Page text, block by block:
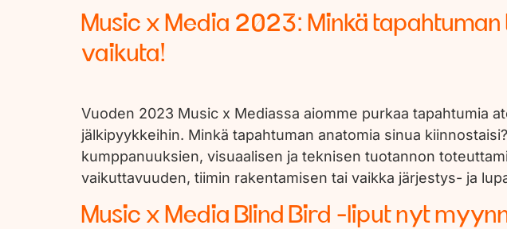
Music x Media 2023: Minkä
vaikuta!
Vuoden 2023 Music x Mediassa aiomme purkaa tapahtumia
jälkipyykkeihin. Minkä tapahtuman anatomia sinua
kumppanuuksien, visuaalisen ja teknisen tuotannon
vaikuttavuuden, tiimin rakentamisen tai vaikka järjestys- ja
Music x Media Blind Bird -liput nyt